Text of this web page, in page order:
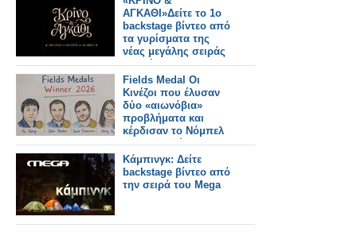
ΑΓΚΑΘΙ»Δείτε το 1ο
backstage βίντεο από
τα γυρίσματα της
νέας μεγάλης σειράς
εποχής του ΑΝΤ1
Fields Medal Οι
Κινέζοι που έλυσαν
δύο «αιωνόβια»
προβλήματα και
κέρδισαν το Νόμπελ
Μαθηματικών
Κάμπινγκ: Δείτε
backstage βίντεο από
την σειρά του Mega